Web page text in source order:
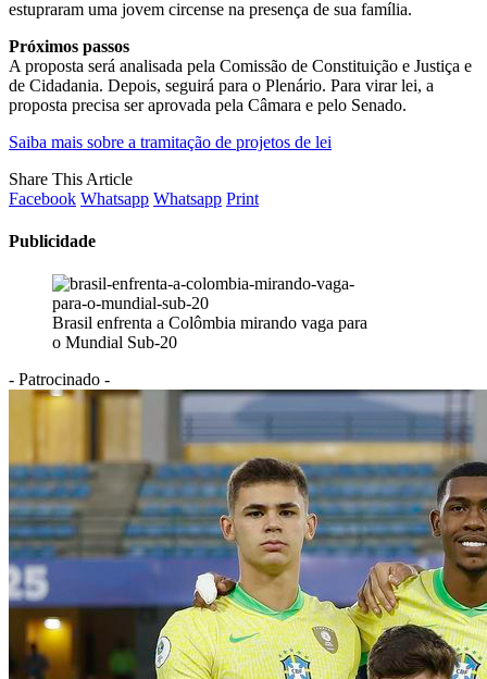
estupraram uma jovem circense na presença de sua família.
Próximos passos
A proposta será analisada pela Comissão de Constituição e Justiça e
de Cidadania. Depois, seguirá para o Plenário. Para virar lei, a
proposta precisa ser aprovada pela Câmara e pelo Senado.
Saiba mais sobre a tramitação de projetos de lei
Share This Article
Facebook Whatsapp Whatsapp Print
Publicidade
Brasil enfrenta a Colômbia mirando vaga para
o Mundial Sub-20
- Patrocinado -